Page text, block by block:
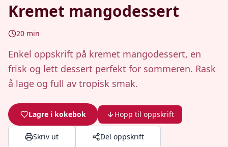
Kremet mangodessert
20 min
Enkel oppskrift på kremet mangodessert, en
frisk og lett dessert perfekt for sommeren. Rask
å lage og full av tropisk smak.
Lagre i kokebok Hopp til oppskrift
Skriv ut Del oppskrift